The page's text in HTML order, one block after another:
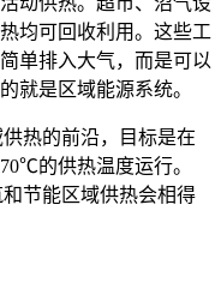
均可回收利用。这些工
单排入大气，而是可以
就是区域能源系统。
热的前沿，目标是在
的供热温度运行。
节能区域供热会相得